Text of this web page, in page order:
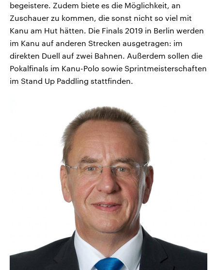
begeistere. Zudem biete es die Möglichkeit, an
Zuschauer zu kommen, die sonst nicht so viel mit
Kanu am Hut hätten. Die Finals 2019 in Berlin werden
im Kanu auf anderen Strecken ausgetragen: im
direkten Duell auf zwei Bahnen. Außerdem sollen die
Pokalfinals im Kanu-Polo sowie Sprintmeisterschaften
im Stand Up Paddling stattfinden.